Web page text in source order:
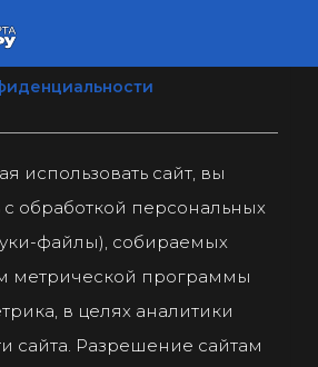
использовать сайт, вы
с обработкой персональных
файлы), собираемых
метрической программы
в целях аналитики
сайта. Разрешение сайтам